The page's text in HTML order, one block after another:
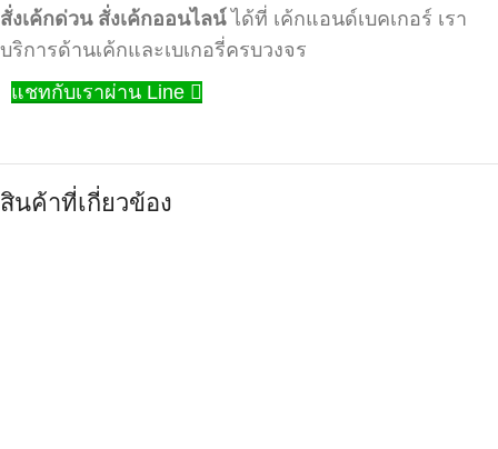
สั่งเค้กด่วน สั่งเค้กออนไลน์ได้ที่ เค้กแอนด์เบคเกอร์ เรา
บริการด้านเค้กและเบเกอรี่ครบวงจร
แชทกับเราผ่าน Line
สินค้าที่เกี่ยวข้อง